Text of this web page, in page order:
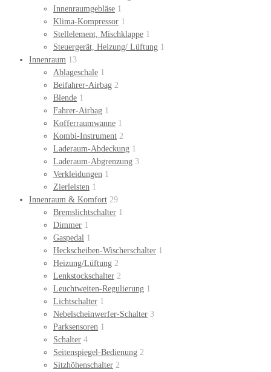
Innenraumgebläse 1
Klima-Kompressor 1
Stellelement, Mischklappe 1
Steuergerät, Heizung/ Lüftung 1
Innenraum 13
Ablageschale 1
Beifahrer-Airbag 2
Blende 1
Fahrer-Airbag 1
Kofferraumwanne 1
Kombi-Instrument 2
Laderaum-Abdeckung 1
Laderaum-Abgrenzung 3
Verkleidungen 1
Zierleisten 1
Innenraum & Komfort 29
Bremslichtschalter 1
Dimmer 1
Gaspedal 1
Heckscheiben-Wischerschalter 1
Heizung/Lüftung 2
Lenkstockschalter 2
Leuchtweiten-Regulierung 1
Lichtschalter 1
Nebelscheinwerfer-Schalter 3
Parksensoren 1
Schalter 4
Seitenspiegel-Bedienung 2
Sitzhöhenschalter 2